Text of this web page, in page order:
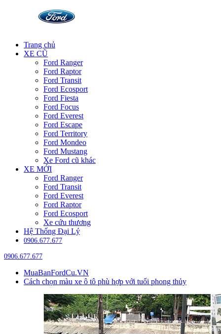
Trang chủ
XE CŨ
Ford Ranger
Ford Raptor
Ford Transit
Ford Ecosport
Ford Fiesta
Ford Focus
Ford Everest
Ford Escape
Ford Territory
Ford Mondeo
Ford Mustang
Xe Ford cũ khác
XE MỚI
Ford Ranger
Ford Transit
Ford Everest
Ford Raptor
Ford Ecosport
Xe cứu thương
Hệ Thống Đại Lý
0906.677.677
0906.677.677
MuaBanFordCu.VN
Cách chọn màu xe ô tô phù hợp với tuổi phong thủy